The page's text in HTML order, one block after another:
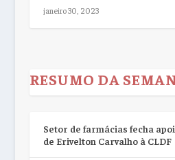
janeiro 30, 2023
RESUMO DA
Setor de farmácias fecha
de Erivelton Carvalho à CLDF